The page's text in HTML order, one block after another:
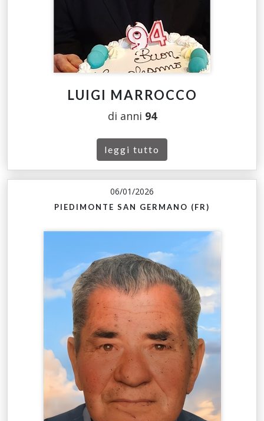
LUIGI MARROCCO
di anni 94
leggi tutto
06/01/2026
PIEDIMONTE SAN GERMANO (FR)